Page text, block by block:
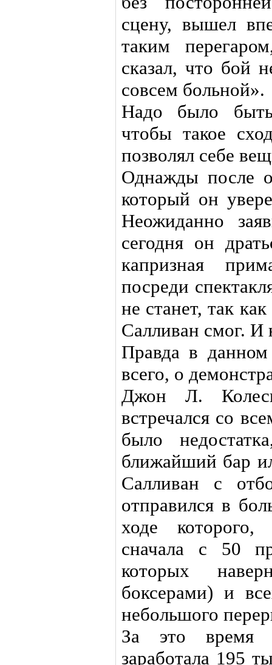
сцену, вышел
таким
сказал, что бой
совсем больной».
Надо было
чтобы такое
позволял себе
Однажды после
который он
Неожиданно
сегодня он
капризная
посреди
не станет, так
Салливан смог. И
Правда в
всего, о
Джон Л.
встречался со
было
ближайший бар
Салливан с
отправился в
ходе которого,
сначала с 50
которых
боксерами) и
небольшого
За это время
заработала 195